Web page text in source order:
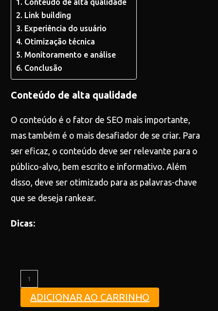
Conteúdo de alta qualidade
Link building
Experiência do usuário
Otimização técnica
Monitoramento e análise
Conclusão
Conteúdo de alta qualidade
O conteúdo é o fator de SEO mais importante,
mas também é o mais desafiador de se criar. Para
ser eficaz, o conteúdo deve ser relevante para o
público-alvo, bem escrito e informativo. Além
disso, deve ser otimizado para as palavras-chave
que se deseja rankear.
Dicas:
ADICIONAR AO CARRINHO